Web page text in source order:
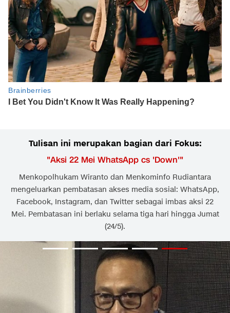
Tulisan ini merupakan bagian dari Fokus:
"Aksi 22 Mei WhatsApp cs 'Down'"
Menkopolhukam Wiranto dan Menkominfo Rudiantara
mengeluarkan pembatasan akses media sosial: WhatsApp,
Facebook, Instagram, dan Twitter sebagai imbas aksi 22
Mei. Pembatasan ini berlaku selama tiga hari hingga Jumat
(24/5).